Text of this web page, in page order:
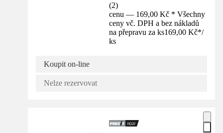
(2)
cenu — 169,00 Kč * Všechny
ceny vč. DPH a bez nákladů
na přepravu za ks169,00 Kč*/
ks
Koupit on-line
Nelze rezervovat